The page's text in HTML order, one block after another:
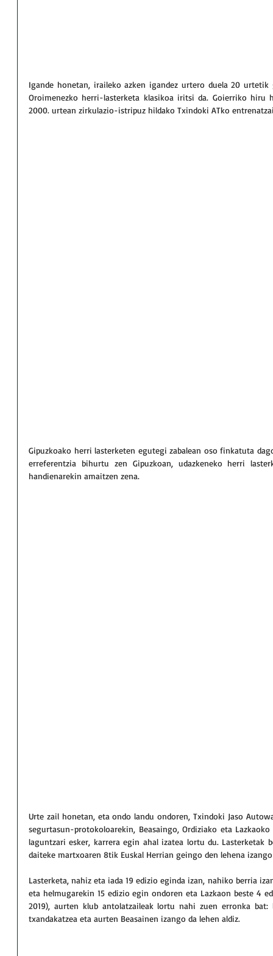
Igande honetan, iraileko azken igandez urtero duela 20 urtetik
Oroimenezko herri-lasterketa klasikoa iritsi da. Goierriko hiru
2000. urtean zirkulazio-istripuz hildako Txindoki ATko
Gipuzkoako herri lasterketen egutegi zabalean oso finkatuta
erreferentzia bihurtu zen Gipuzkoan, udazkeneko herri
handienarekin amaitzen zena.
Urte zail honetan, eta ondo landu ondoren, Txindoki Jaso
segurtasun-protokoloarekin, Beasaingo, Ordiziako eta
laguntzari esker, karrera egin ahal izatea lortu du. Lasterketak
daiteke martxoaren 8tik Euskal Herrian geingo den lehena
Lasterketa, nahiz eta iada 19 edizio eginda izan, nahiko berria
eta helmugarekin 15 edizio egin ondoren eta Lazkaon beste 4
2019), aurten klub antolatzaileak lortu nahi zuen erronka
txandakatzea eta aurten Beasainen izango da lehen aldiz.